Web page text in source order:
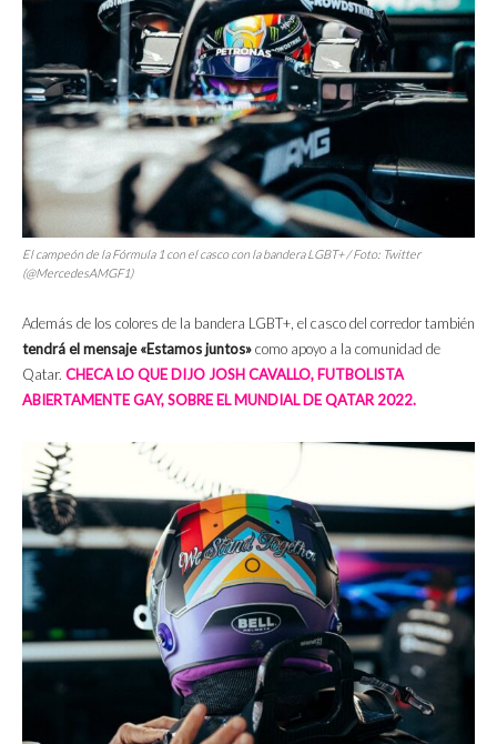
El campeón de la Fórmula 1 con el casco con la bandera LGBT+ / Foto: Twitter
(@MercedesAMGF1)
Además de los colores de la bandera LGBT+, el casco del corredor también
tendrá el mensaje «Estamos juntos»como apoyo a la comunidad de
Qatar. CHECA LO QUE DIJO JOSH CAVALLO, FUTBOLISTA
ABIERTAMENTE GAY, SOBRE EL MUNDIAL DE QATAR 2022.